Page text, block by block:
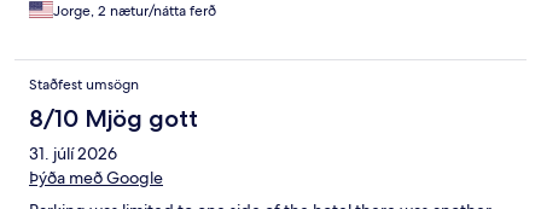
Jorge, 2 nætur/nátta ferð
Staðfest umsögn
8/10 Mjög gott
31. júlí 2026
Þýða með Google